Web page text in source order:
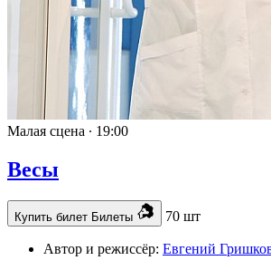
Малая сцена ∙ 19:00
Весы
Купить билет Билеты 70 шт
Автор и режиссёр: Евгений